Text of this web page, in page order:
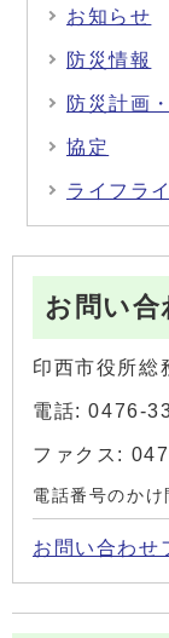
お知らせ
防災情報
防災計画
協定
ライフラ
お問い合
印西市役所総
電話: 0476-
ファクス:
電話番号のかけ
お問い合わせ